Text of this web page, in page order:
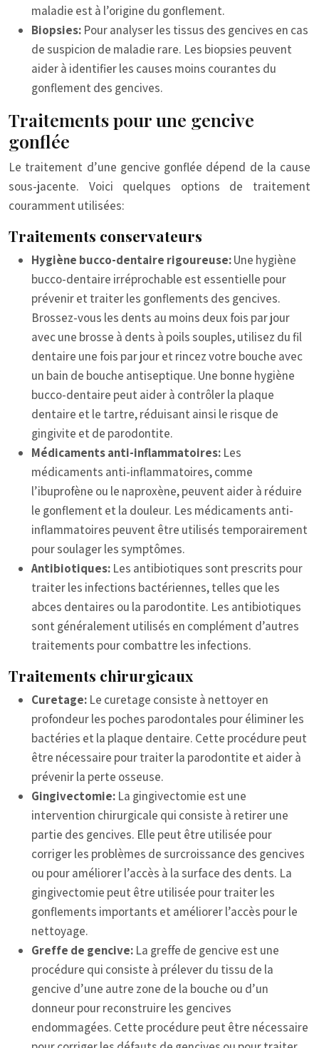
maladie est à l’origine du gonflement.
Biopsies: Pour analyser les tissus des gencives en cas
de suspicion de maladie rare. Les biopsies peuvent
aider à identifier les causes moins courantes du
gonflement des gencives.
Traitements pour une gencive
gonflée
Le traitement d’une gencive gonflée dépend de la cause
sous-jacente. Voici quelques options de traitement
couramment utilisées:
Traitements conservateurs
Hygiène bucco-dentaire rigoureuse:Une hygiène
bucco-dentaire irréprochable est essentielle pour
prévenir et traiter les gonflements des gencives.
Brossez-vous les dents au moins deux fois par jour
avec une brosse à dents à poils souples, utilisez du fil
dentaire une fois par jour et rincez votre bouche avec
un bain de bouche antiseptique. Une bonne hygiène
bucco-dentaire peut aider à contrôler la plaque
dentaire et le tartre, réduisant ainsi le risque de
gingivite et de parodontite.
Médicaments anti-inflammatoires: Les
médicaments anti-inflammatoires, comme
l’ibuprofène ou le naproxène, peuvent aider à réduire
le gonflement et la douleur. Les médicaments anti-
inflammatoires peuvent être utilisés temporairement
pour soulager les symptômes.
Antibiotiques: Les antibiotiques sont prescrits pour
traiter les infections bactériennes, telles que les
abces dentaires ou la parodontite. Les antibiotiques
sont généralement utilisés en complément d’autres
traitements pour combattre les infections.
Traitements chirurgicaux
Curetage: Le curetage consiste à nettoyer en
profondeur les poches parodontales pour éliminer les
bactéries et la plaque dentaire. Cette procédure peut
être nécessaire pour traiter la parodontite et aider à
prévenir la perte osseuse.
Gingivectomie: La gingivectomie est une
intervention chirurgicale qui consiste à retirer une
partie des gencives. Elle peut être utilisée pour
corriger les problèmes de surcroissance des gencives
ou pour améliorer l’accès à la surface des dents. La
gingivectomie peut être utilisée pour traiter les
gonflements importants et améliorer l’accès pour le
nettoyage.
Greffe de gencive: La greffe de gencive est une
procédure qui consiste à prélever du tissu de la
gencive d’une autre zone de la bouche ou d’un
donneur pour reconstruire les gencives
endommagées. Cette procédure peut être nécessaire